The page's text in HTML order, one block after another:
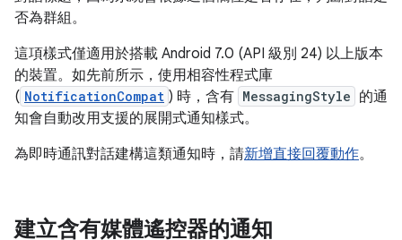
否為群組。
這項樣式僅適用於搭載 Android 7.0 (API 級別 24) 以上版本
的裝置。如先前所示，使用相容性程式庫
( NotificationCompat ) 時，含有 MessagingStyle 的通
知會自動改用支援的展開式通知樣式。
為即時通訊對話建構這類通知時，請新增直接回覆動作。
建立含有媒體遙控器的通知